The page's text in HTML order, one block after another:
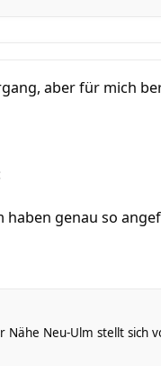
aber für mich
genau so
Nähe Neu-Ulm stellt sich